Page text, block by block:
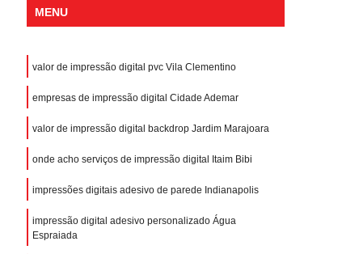
MENU
valor de impressão digital pvc Vila Clementino
empresas de impressão digital Cidade Ademar
valor de impressão digital backdrop Jardim Marajoara
onde acho serviços de impressão digital Itaim Bibi
impressões digitais adesivo de parede Indianapolis
impressão digital adesivo personalizado Água
Espraiada